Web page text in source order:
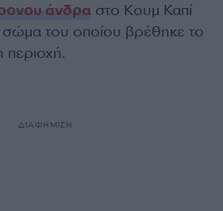
άνδρα στο Κουμ Καπί
του οποίου βρέθηκε το
ΔΙΑΦΗΜΙΣΗ